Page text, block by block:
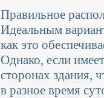
Правильное
Идеальным
как это
Однако, если
сторонах здания,
в разное время